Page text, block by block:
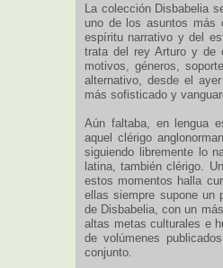
La colección Disbabelia
uno de los asuntos más
espíritu narrativo y del
trata del rey Arturo y de
motivos, géneros,
alternativo, desde el
más sofisticado y
Aún faltaba, en lengua
aquel clérigo
siguiendo libremente lo
latina, también clérigo.
estos momentos halla
ellas siempre supone un
de Disbabelia, con un
altas metas culturales e
de volúmenes
conjunto.